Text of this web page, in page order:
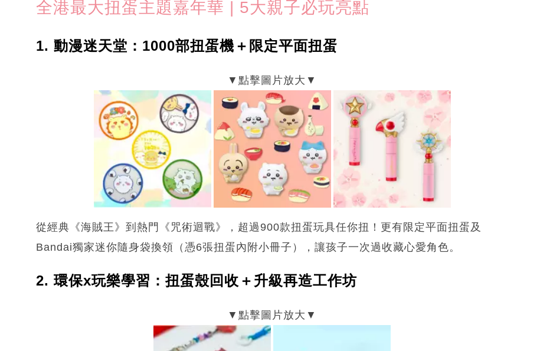
全港最大扭蛋主題嘉年華 | 5大親子必玩亮點
1. 動漫迷天堂：1000部扭蛋機＋限定平面扭蛋
從經典《海賊王》到熱門《咒術迴戰》，超過900款扭蛋玩具任你扭！更有限定平面扭蛋及
Bandai獨家迷你隨身袋換領（憑6張扭蛋內附小冊子），讓孩子一次過收藏心愛角色。
2. 環保x玩樂學習：扭蛋殼回收＋升級再造工作坊